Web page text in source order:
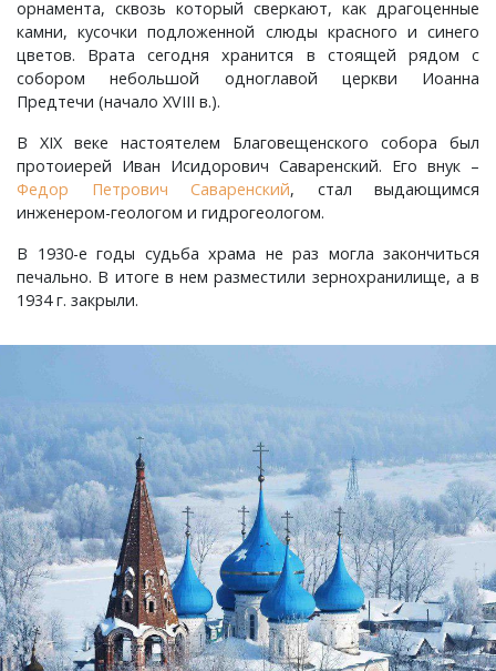
орнамента, сквозь который сверкают, как драгоценные
камни, кусочки подложенной слюды красного и синего
цветов. Врата сегодня хранится в стоящей рядом с
собором небольшой одноглавой церкви Иоанна
Предтечи (начало XVIII в.).
В XIX веке настоятелем Благовещенского собора был
протоиерей Иван Исидорович Саваренский. Его внук –
Федор Петрович Саваренский, стал выдающимся
инженером-геологом и гидрогеологом.
В 1930-е годы судьба храма не раз могла закончиться
печально. В итоге в нем разместили зернохранилище, а в
1934 г. закрыли.
Шатнево, деревня
Швариха, деревня
Каменово, деревня
Камешково, город
Карякино, деревня
Кижаны, деревня
Кирюшино, деревня
Коверино, село
Константиновка, деревня
Краснознаменский, поселок
Краснораменье, деревня
Круглово, село
Крутово, деревня
Санаторий имени Абельмана, поселок
Санниково, село
Сенино, деревня
Сергейцево, деревня
Смехра, деревня
Смолино, село
Федотово, деревня
Федуриха, деревня
Хорятино, деревня
Ченцы, деревня
Шушерино, деревня
Черсево, село
Южный, поселок
Янево, село